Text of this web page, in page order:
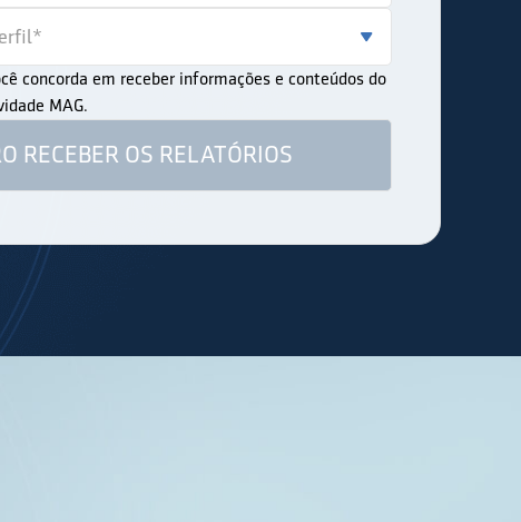
concorda em receber informações e conteúdos do
MAG.